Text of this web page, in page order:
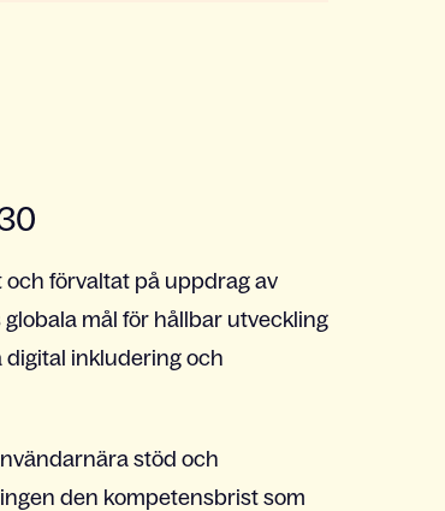
förvaltat på uppdrag av
mål för hållbar utveckling
inkludering och
stöd och
den kompetensbrist som